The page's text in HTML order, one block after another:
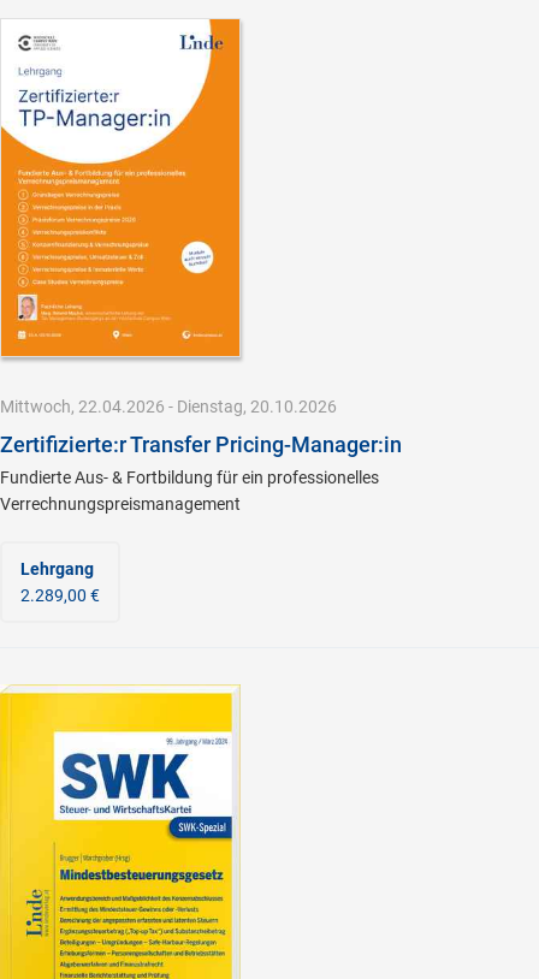
Mittwoch, 22.04.2026 - Dienstag, 20.10.2026
Zertifizierte:r Transfer Pricing-Manager:in
Fundierte Aus- & Fortbildung für ein professionelles
Verrechnungspreismanagement
Lehrgang
2.289,00 €